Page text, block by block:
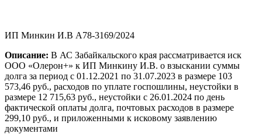
ИП Минкин И.В А78-3169/2024
Описание: В АС Забайкальского края рассматривается иск
ООО «Олерон+» к ИП Минкину И.В. о взыскании суммы
долга за период с 01.12.2021 по 31.07.2023 в размере 103
573,46 руб., расходов по уплате госпошлины, неустойки в
размере 12 715,63 руб., неустойки с 26.01.2024 по день
фактической оплаты долга, почтовых расходов в размере
299,10 руб., и приложенными к исковому заявлению
документами